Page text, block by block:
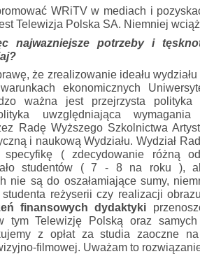
WRiTV w mediach i
Telewizja Polska SA. Niemniej
najwazniejsze potrzeby i
że zrealizowanie ideału
ekonomicznych
ważna jest przejrzysta
uwzględniająca wymagania
Radę Wyższego Szkolnictwa
i naukową Wydziału. Wydział
specyfikę ( zdecydowanie różną
studentów ( 7 - 8 na roku ),
nie są do oszałamiające sumy,
studenta reżyserii czy realizacji
finansowych dydaktyki
tym Telewizję Polską oraz samych
z opłat za studia zaoczne
filmowej. Uważam to